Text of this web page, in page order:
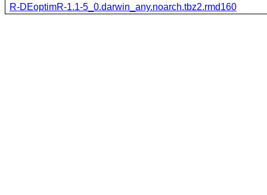
R-DEoptimR-1.1-5_0.darwin_any.noarch.tbz2.rmd160